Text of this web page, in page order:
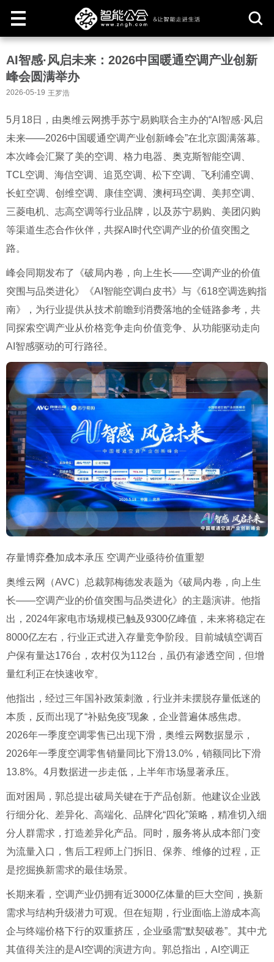
AI智感·风启未来：2026中国暖通空调产业创新
峰会圆满举办
2026-05-19 王罗浩
5月18日，由奥维云网携手苏宁易购联合主办的“AI智感·风启
未来——2026中国暖通空调产业创新峰会”在北京圆满落幕。
本次峰会汇聚了美的空调、格力电器、奥克斯智能空调、
TCL空调、海信空调、追觅空调、松下空调、飞利浦空调、
长虹空调、创维空调、康佳空调、澳柯玛空调、美邦空调、
三菱电机、志高空调等行业品牌，以及苏宁易购、美团闪购
等渠道生态合作伙伴，共探AI时代空调产业的价值突围之
路。
峰会同期发布了《破局内卷，向上生长——空调产业的价值
突围与品类进化》《AI智能空调白皮书》与《618空调选购指
南》，为行业提供从技术前瞻到消费落地的全链路参考，共
同探索空调产业从价格竞争走向价值竞争、从功能驱动走向
AI智感驱动的可行路径。
存量博弈叠加成本承压 空调产业亟待价值重塑
奥维云网（AVC）总裁郭梅德发表题为《破局内卷，向上生
长——空调产业的价值突围与品类进化》的主题演讲。他指
出，2024年家电市场规模已触及9300亿峰值，未来将稳定在
8000亿左右，行业正式进入存量竞争阶段。目前城镇空调百
户保有量达176台，农村仅为112台，虽仍有渗透空间，但增
量红利正在快速收窄。
他指出，经过三年国补政策刺激，行业并未摆脱存量低迷的
本质，反而出现了“补贴免疫”现象，企业普遍体感焦虑。
2026年一季度空调零售已出现下滑，奥维云网数据显示，
2026年一季度空调零售销量同比下滑13.0%，销额同比下滑
13.8%。4月数据进一步走低，上半年市场显著承压。
面对困局，郭总提出破局关键在于产品创新。他建议企业践
行细分化、差异化、高端化、品牌化“四化”策略，精准切入细
分人群需求，打造差异化产品。同时，服务将从成本部门变
为流量入口，售后工程师上门拆旧、保养、维修的过程，正
是挖掘换新需求的最佳场景。
长期来看，空调产业仍拥有近3000亿体量的巨大空间，换新
需求与结构升级潜力可观。但在短期，行业面临上游成本高
企与终端价格下行的双重挤压，企业亟需“默契破卷”。其中尤
其值得关注的是AI空调的演进方向。郭总指出，AI空调正